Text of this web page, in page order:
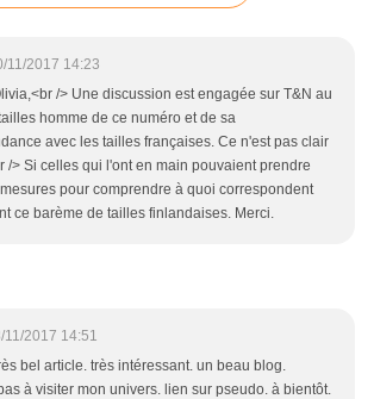
11/2017 14:23
/> Une discussion est engagée sur T&N au
homme de ce numéro et de sa
avec les tailles françaises. Ce n'est pas clair
/> Si celles qui l'ont en main pouvaient prendre
pour comprendre à quoi correspondent
ce barème de tailles finlandaises. Merci.
11/2017 14:51
bel article. très intéressant. un beau blog.
à visiter mon univers. lien sur pseudo. à bientôt.